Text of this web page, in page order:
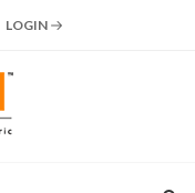
LOGIN